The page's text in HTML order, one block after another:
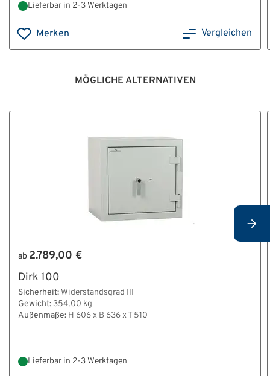
Lieferbar in 2-3 Werktagen
Merken Vergleichen
MÖGLICHE ALTERNATIVEN
ab 2.789,00 €
Dirk 100
Sicherheit: Widerstandsgrad III
Gewicht: 354.00 kg
Außenmaße: H 606 x B 636 x T 510
Lieferbar in 2-3 Werktagen